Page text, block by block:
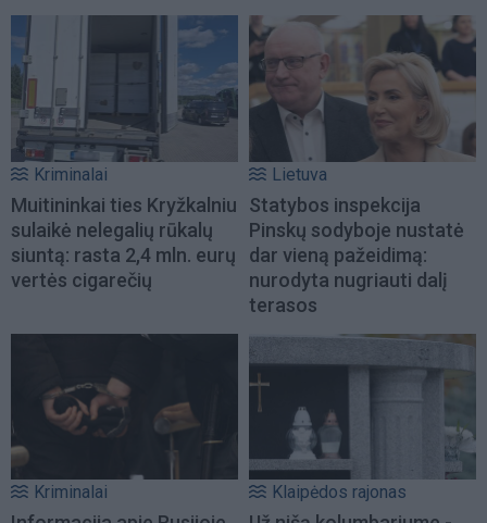
Kriminalai
Muitininkai ties Kryžkalniu
sulaikė nelegalių rūkalų
siuntą: rasta 2,4 mln. eurų
vertės cigarečių
Lietuva
Statybos inspekcija
Pinskų sodyboje nustatė
dar vieną pažeidimą:
nurodyta nugriauti dalį
terasos
Kriminalai Klaipėdos rajonas